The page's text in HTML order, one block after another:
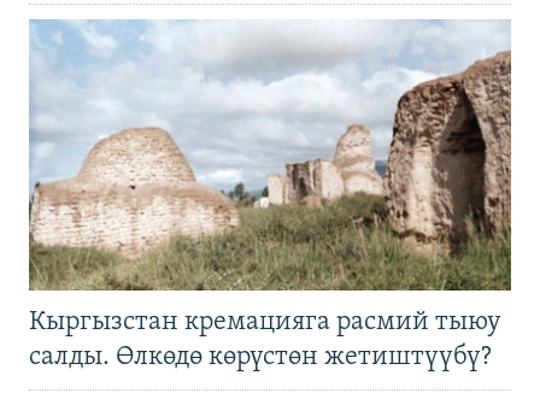
Кыргызстан кремацияга расмий тыюу
салды. Өлкөдө көрүстөн жетиштүүбү?